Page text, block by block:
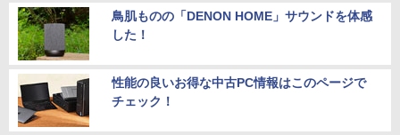
鳥肌ものの「DENON HOME」サウンドを体感
した！
性能の良いお得な中古PC情報はこのページで
チェック！